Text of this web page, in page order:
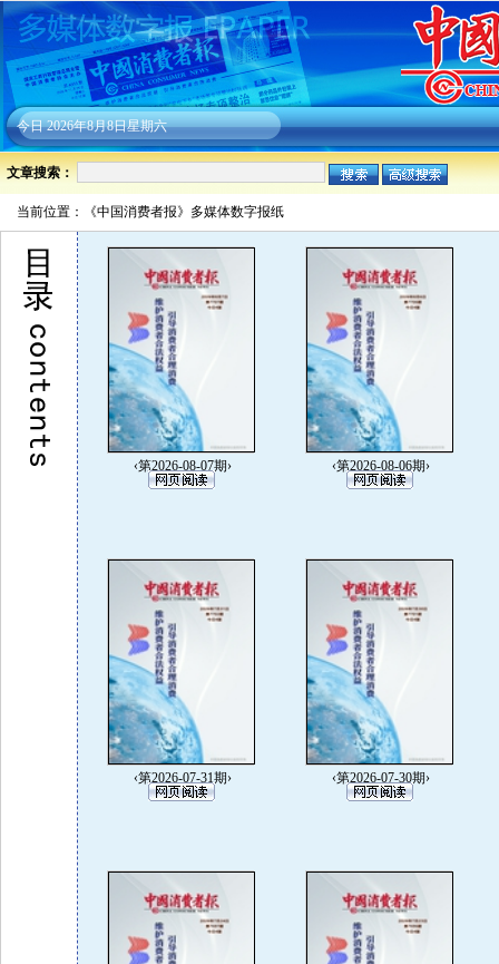
今日2026年8月8日星期六
文章搜索：
当前位置：《中国消费者报》多媒体数字报纸
‹第2026-08-07期› ‹第2026-08-06期›
‹第2026-07-31期› ‹第2026-07-30期›